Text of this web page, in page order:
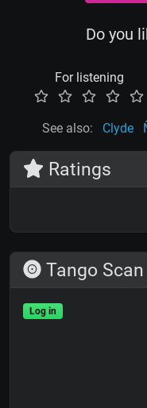
Do you
For listening
See also: Clyde
Ratings
Tango Scan
Log in